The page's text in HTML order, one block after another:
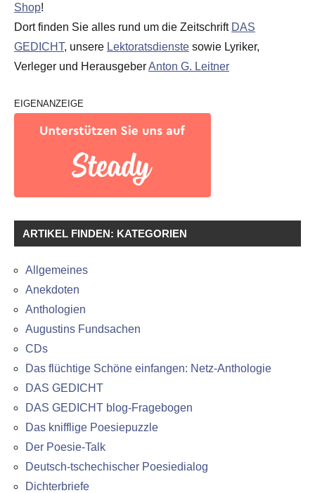
Shop!
Dort finden Sie alles rund um die Zeitschrift DAS
GEDICHT, unsere Lektoratsdienste sowie Lyriker,
Verleger und HerausgeberAnton G. Leitner
EIGENANZEIGE
ARTIKEL FINDEN: KATEGORIEN
Allgemeines
Anekdoten
Anthologien
Augustins Fundsachen
CDs
Das flüchtige Schöne einfangen: Netz-Anthologie
DAS GEDICHT
DAS GEDICHT blog-Fragebogen
Das knifflige Poesiepuzzle
Der Poesie-Talk
Deutsch-tschechischer Poesiedialog
Dichterbriefe